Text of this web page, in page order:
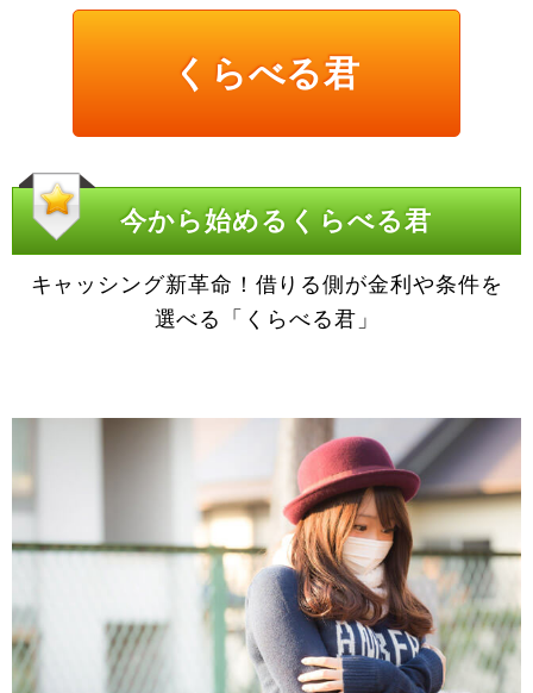
くらべる君
今から始めるくらべる君
キャッシング新革命！借りる側が金利や条件を
選べる「くらべる君」